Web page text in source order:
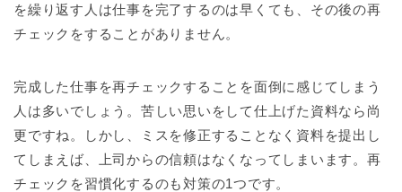
を繰り返す人は仕事を完了するのは早くても、その後の再
チェックをすることがありません。
完成した仕事を再チェックすることを面倒に感じてしまう
人は多いでしょう。苦しい思いをして仕上げた資料なら尚
更ですね。しかし、ミスを修正することなく資料を提出し
てしまえば、上司からの信頼はなくなってしまいます。再
チェックを習慣化するのも対策の1つです。